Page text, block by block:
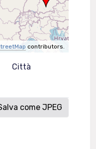
contributors.
Città
come JPEG